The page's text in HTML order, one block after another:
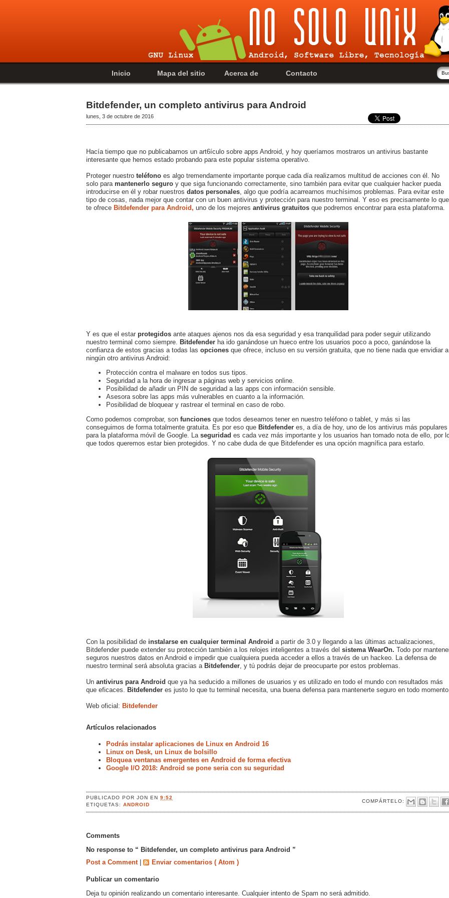
Inicio Mapa del sitio Acerca de Contacto
Bitdefender, un completo antivirus para Android
lunes, 3 de octubre de 2016
Hacía tiempo que no publicabamos un art6ículo sobre apps Android, y hoy queríamos mostraros un antivirus bastante
interesante que hemos estado probando para este popular sistema operativo.
Proteger nuestro teléfono es algo tremendamente importante porque cada día realizamos multitud de acciones con él. No
solo para mantenerlo seguro y que siga funcionando correctamente, sino también para evitar que cualquier hacker pueda
introducirse en él y robar nuestros datos personales , algo que podría acarrearnos muchísimos problemas. Para evitar este
tipo de cosas, nada mejor que contar con un buen antivirus y protección para nuestro terminal. Y eso es precisamente lo que
te ofrece Bitdefender para Android, uno de los mejores antivirus gratuitos que podremos encontrar para esta plataforma.
Y es que el estar protegidos ante ataques ajenos nos da esa seguridad y esa tranquilidad para poder seguir utilizando
nuestro terminal como siempre. Bitdefender ha ido ganándose un hueco entre los usuarios poco a poco, ganándose la
confianza de estos gracias a todas las opciones que ofrece, incluso en su versión gratuita, que no tiene nada que envidiar a
ningún otro antivirus Android:
Protección contra el malware en todos sus tipos.
Seguridad a la hora de ingresar a páginas web y servicios online.
Posibilidad de añadir un PIN de seguridad a las apps con información sensible.
Asesora sobre las apps más vulnerables en cuanto a la información.
Posibilidad de bloquear y rastrear el terminal en caso de robo.
Como podemos comprobar, son funciones que todos deseamos tener en nuestro teléfono o tablet, y más si las
conseguimos de forma totalmente gratuita. Es por eso que Bitdefender es, a día de hoy, uno de los antivirus más populares
para la plataforma móvil de Google. La seguridad es cada vez más importante y los usuarios han tomado nota de ello, por
que todos queremos estar bien protegidos. Y no cabe duda de que Bitdefender es una opción magnífica para estarlo.
Con la posibilidad de instalarse en cualquier terminal Android a partir de 3.0 y llegando a las últimas actualizaciones,
Bitdefender puede extender su protección también a los relojes inteligentes a través del sistema WearOn. Todo por
seguros nuestros datos en Android e impedir que cualquiera pueda acceder a ellos a través de un hackeo. La defensa de
nuestro terminal será absoluta gracias a Bitdefender , y tú podrás dejar de preocuparte por estos problemas.
Un antivirus para Android que ya ha seducido a millones de usuarios y es utilizado en todo el mundo con resultados más
que eficaces. Bitdefender es justo lo que tu terminal necesita, una buena defensa para mantenerte seguro en todo momento.
Web oficial: Bitdefender
Artículos relacionados
Podrás instalar aplicaciones de Linux en Android 16
Linux on Desk, un Linux de bolsillo
Bloquea ventanas emergentes en Android de forma efectiva
Google I/O 2018: Android se pone seria con su seguridad
PUBLICADO PORJONEN9:52
COMPÁRTELO:
ETIQUETAS:ANDROID
Comments
No response to “ Bitdefender, un completo antivirus para Android ”
Post a Comment
Enviar comentarios ( Atom )
Publicar un comentario
Deja tu opinión realizando un comentario interesante. Cualquier intento de Spam no será admitido.